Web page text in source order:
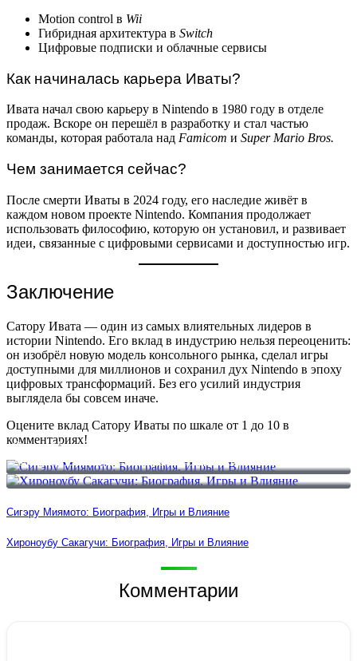
Motion control в Wii
Гибридная архитектура в Switch
Цифровые подписки и облачные сервисы
Как начиналась карьера Иваты?
Ивата начал свою карьеру в Nintendo в 1980 году в отделе
продаж. Вскоре он перешёл в разработку и стал частью
команды, которая работала над Famicom и Super Mario Bros.
Чем занимается сейчас?
После смерти Иваты в 2024 году, его наследие живёт в
каждом новом проекте Nintendo. Компания продолжает
использовать философию, которую он установил, и развивает
идеи, связанные с цифровыми сервисами и доступностью игр.
Заключение
Сатору Ивата — один из самых влиятельных лидеров в
истории Nintendo. Его вклад в индустрию нельзя переоценить:
он изобрёл новую модель консольного рынка, сделал игры
доступными для миллионов и сохранил дух Nintendo в эпоху
цифровых трансформаций. Без его усилий индустрия
выглядела бы совсем иначе.
Оцените вклад Сатору Иваты по шкале от 1 до 10 в
комментариях!
Сигэру Миямото: Биография, Игры и Влияние
Хироноубу Сакагучи: Биография, Игры и Влияние
Сигэру Миямото: Биография, Игры и Влияние
Хироноубу Сакагучи: Биография, Игры и Влияние
Комментарии